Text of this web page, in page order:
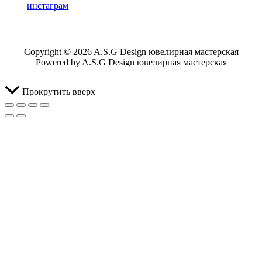
Copyright © 2026 A.S.G Design ювелирная мастерская
Powered by A.S.G Design ювелирная мастерская
Прокрутить вверх